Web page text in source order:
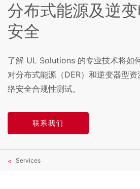
分布式能源及逆
安全
了解 UL Solutions 的专业技术将如
对分布式能源（DER）和逆变器型
络安全合规性测试。
联系我们
Services